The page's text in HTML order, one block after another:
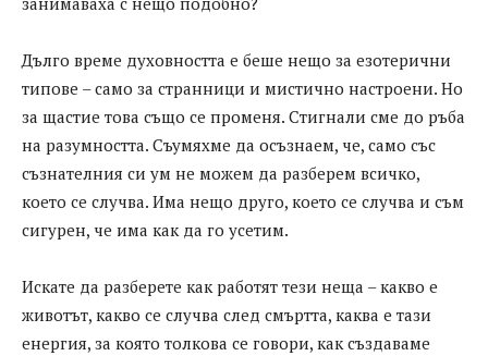
Дълго време духовността е беше нещо за езотерични
типове – само за странници и мистично настроени. Но
за щастие това също се променя. Стигнали сме до ръба
на разумността. Съумяхме да осъзнаем, че, само със
съзнателния си ум не можем да разберем всичко,
което се случва. Има нещо друго, което се случва и съм
сигурен, че има как да го усетим.
Искате да разберете как работят тези неща – какво е
животът, какво се случва след смъртта, каква е тази
енергия, за която толкова се говори, как създаваме